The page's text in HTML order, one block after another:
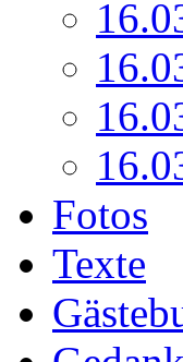
Fotos
Texte